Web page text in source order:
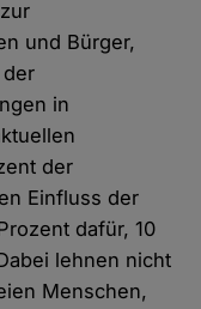
und Bürger,
in
der
Einfluss der
dafür, 10
lehnen nicht
Menschen,